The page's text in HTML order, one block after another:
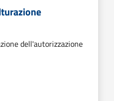
dell'autorizzazione